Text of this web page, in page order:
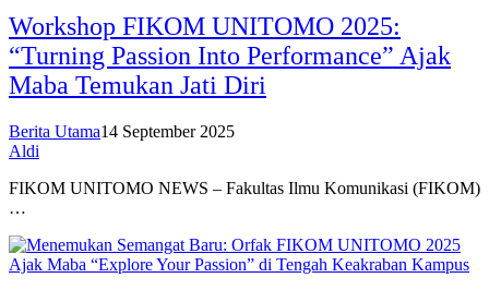
Workshop FIKOM UNITOMO 2025:
“Turning Passion Into Performance” Ajak
Maba Temukan Jati Diri
Berita Utama14 September 2025
Aldi
FIKOM UNITOMO NEWS – Fakultas Ilmu Komunikasi (FIKOM)
…